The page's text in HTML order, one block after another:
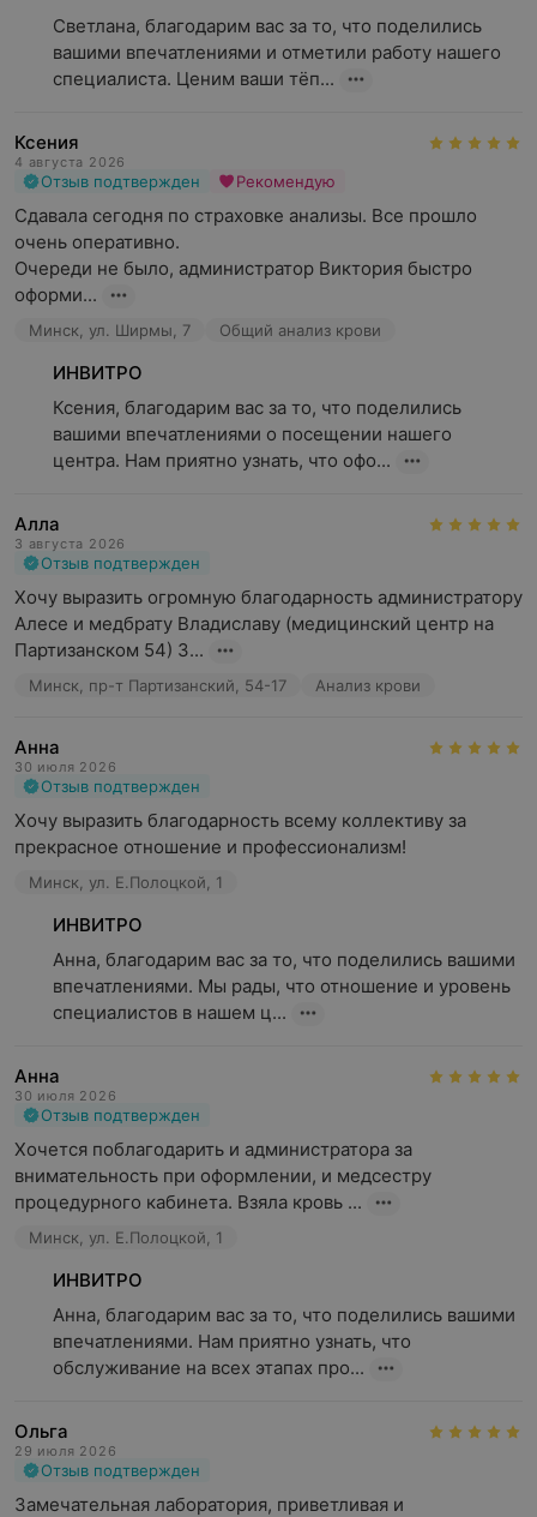
Светлана, благодарим вас за то, что поделились
вашими впечатлениями и отметили работу нашего
специалиста. Ценим ваши тёп...
Ксения
4 августа 2026
Отзыв подтвержден Рекомендую
Сдавала сегодня по страховке анализы. Все прошло
очень оперативно.
Очереди не было, администратор Виктория быстро
оформи...
Минск, ул. Ширмы, 7 Общий анализ крови
ИНВИТРО
Ксения, благодарим вас за то, что поделились
вашими впечатлениями о посещении нашего
центра. Нам приятно узнать, что офо...
Алла
3 августа 2026
Отзыв подтвержден
Хочу выразить огромную благодарность администратору
Алесе и медбрату Владиславу (медицинский центр на
Партизанском 54) З...
Минск, пр-т Партизанский, 54-17 Анализ крови
Анна
30 июля 2026
Отзыв подтвержден
Хочу выразить благодарность всему коллективу за
прекрасное отношение и профессионализм!
Минск, ул. Е.Полоцкой, 1
ИНВИТРО
Анна, благодарим вас за то, что поделились вашими
впечатлениями. Мы рады, что отношение и уровень
специалистов в нашем ц...
Анна
30 июля 2026
Отзыв подтвержден
Хочется поблагодарить и администратора за
внимательность при оформлении, и медсестру
процедурного кабинета. Взяла кровь ...
Минск, ул. Е.Полоцкой, 1
ИНВИТРО
Анна, благодарим вас за то, что поделились вашими
впечатлениями. Нам приятно узнать, что
обслуживание на всех этапах про...
Ольга
29 июля 2026
Отзыв подтвержден
Замечательная лаборатория, приветливая и